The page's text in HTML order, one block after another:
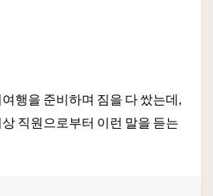
행을 준비하며 짐을 다 쌌는데,
직원으로부터 이런 말을 듣는